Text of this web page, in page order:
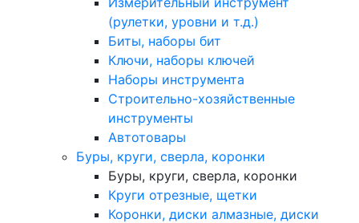
(рулетки, уровни и т.д.)
Биты, наборы бит
Ключи, наборы ключей
Наборы инструмента
Строительно-хозяйственные
инструменты
Автотовары
Буры, круги, сверла, коронки
Буры, круги, сверла, коронки
Круги отрезные, щетки
Коронки, диски алмазные, диски